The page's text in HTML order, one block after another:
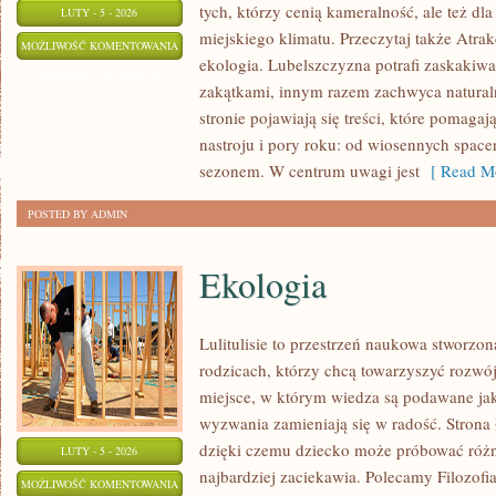
LUTY - 5 - 2026
MOŻLIWOŚĆ KOMENTOWANIA PRZEDSIĘBIORCZOŚĆ
BIZNES
tych, którzy cenią kameralność, ale też
miejskiego klimatu. Przeczytaj także
ekologia. Lubelszczyzna potrafi
zakątkami, innym razem zachwyca
stronie pojawiają się treści, które
nastroju i pory roku: od wiosennych
sezonem. W centrum uwagi jest [ Read
POSTED BY ADMIN
LUTY - 5 - 2026
MOŻLIWOŚĆ KOMENTOWANIA EKOLOGIA
Ekologia
Lulitulisie to przestrzeń naukowa
rodzicach, którzy chcą towarzyszyć
miejsce, w którym wiedza są podawane
wyzwania zamieniają się w radość.
dzięki czemu dziecko może próbować
najbardziej zaciekawia. Polecamy